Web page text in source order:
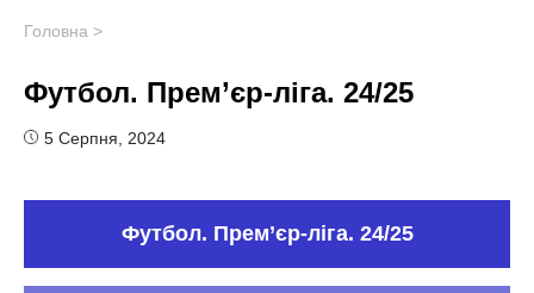
Головна >
Футбол. Прем’єр-ліга. 24/25
5 Серпня, 2024
Футбол. Прем’єр-ліга. 24/25